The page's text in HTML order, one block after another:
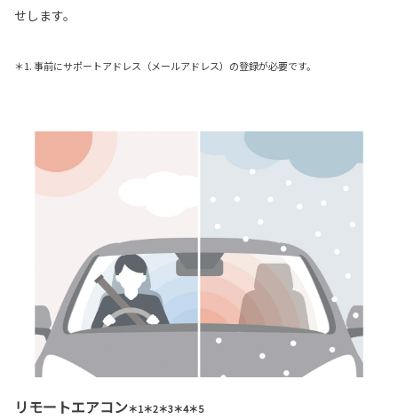
せします。
＊1. 事前にサポートアドレス（メールアドレス）の登録が必要です。
リモートエアコン＊1＊2＊3＊4＊5